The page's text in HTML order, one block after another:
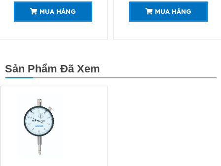
MUA HÀNG MUA HÀNG
Sản Phẩm Đã Xem